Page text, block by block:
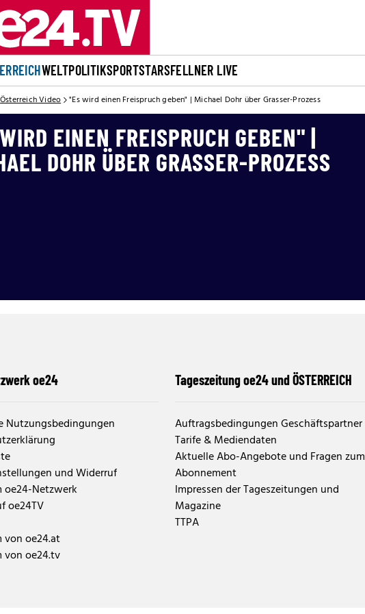
WELTPOLITIKSPORTSTARSFELLNER LIVE
Österreich Video "Es wird einen Freispruch geben" | Michael Dohr über Grasser-Prozess
EINEN FREISPRUCH GEBEN" |
DOHR ÜBER GRASSER-PROZESS
oe24
Nutzungsbedingungen
und Widerruf
oe24-Netzwerk
oe24TV
von oe24.at
von oe24.tv
Tageszeitung oe24 und ÖSTERREICH
Auftragsbedingungen Geschäftspartner
Tarife & Mediendaten
Aktuelle Abo-Angebote und Fragen zum
Abonnement
Impressen der Tageszeitungen und
Magazine
TTPA